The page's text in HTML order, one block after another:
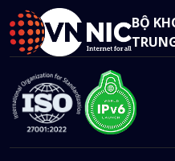
của mình Single-Stack? Và
đổi sang IPv6-Only? BỘ